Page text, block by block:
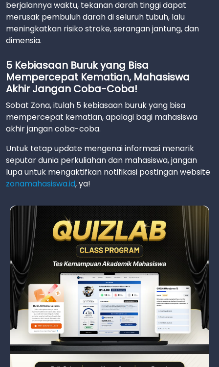
berjalannya waktu, tekanan darah tinggi dapat
merusak pembuluh darah di seluruh tubuh, lalu
meningkatkan risiko stroke, serangan jantung, dan
dimensia.
5 Kebiasaan Buruk yang Bisa
Mempercepat Kematian, Mahasiswa
Akhir Jangan Coba-Coba!
Sobat Zona, itulah 5 kebiasaan buruk yang bisa
mempercepat kematian, apalagi bagi mahasiswa
akhir jangan coba-coba.
Untuk tetap update mengenai informasi menarik
seputar dunia perkuliahan dan mahasiswa, jangan
lupa untuk mengaktifkan notifikasi postingan website
zonamahasiswa.id, ya!